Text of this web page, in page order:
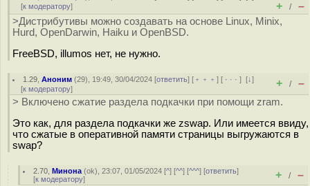
[к модератору] + / –
>Дистрибутивы можно создавать на основе Linux, Minix,
Hurd, OpenDarwin, Haiku и OpenBSD.
FreeBSD, illumos нет, не нужно.
1.29 ,Аноним (29), 19:49, 30/04/2024 [ответить] [ ﹢﹢﹢] [ · · ·][↓]
[к модератору] + / –
> Включено сжатие раздела подкачки при помощи zram.
Это как, для раздела подкачки же zswap. Или имеется ввиду,
что сжатые в оперативной памяти страницы выгружаются в
swap?
2.70 ,Минона (ok), 23:07, 01/05/2024 [^] [^^] [^^^] [ответить]
[к модератору] + / –